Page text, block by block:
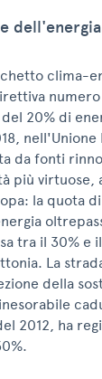
clima-
20% di
nell'Unione
da fonti
più virtuose,
la quota
tra il 30% e
La
della
2012, ha